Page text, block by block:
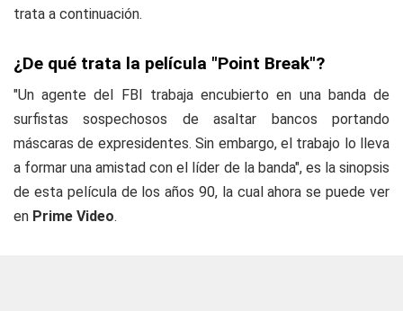
trata a continuación.
¿De qué trata la película "Point Break"?
"Un agente del FBI trabaja encubierto en una banda de
surfistas sospechosos de asaltar bancos portando
máscaras de expresidentes. Sin embargo, el trabajo lo lleva
a formar una amistad con el líder de la banda", es la sinopsis
de esta película de los años 90, la cual ahora se puede ver
en Prime Video.